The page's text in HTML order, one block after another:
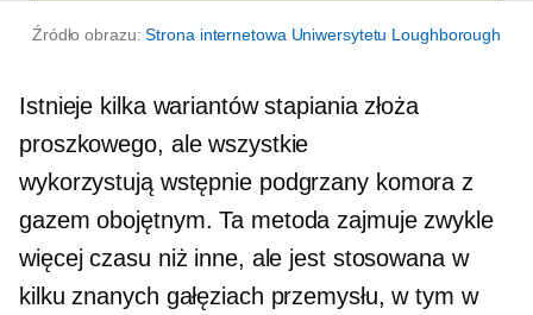
Źródło obrazu:Strona internetowa Uniwersytetu Loughborough
Istnieje kilka wariantów stapiania złoża
proszkowego, ale wszystkie
wykorzystują wstępnie podgrzanykomora z
gazem obojętnym. Ta metoda zajmuje zwykle
więcej czasu niż inne, ale jest stosowana w
kilku znanych gałęziach przemysłu, w tym w